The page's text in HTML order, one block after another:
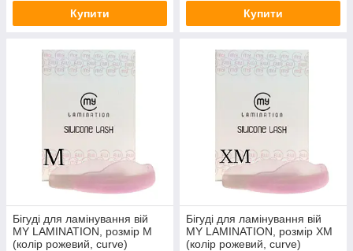
Купити Купити
Бігуді для ламінування вій
MY LAMINATION, розмір М
(колір рожевий, curve)
Бігуді для ламінування вій
MY LAMINATION, розмір XM
(колір рожевий, curve)